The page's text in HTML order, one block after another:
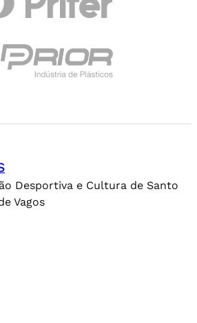
Desportiva e Cultura de Santo
Vagos